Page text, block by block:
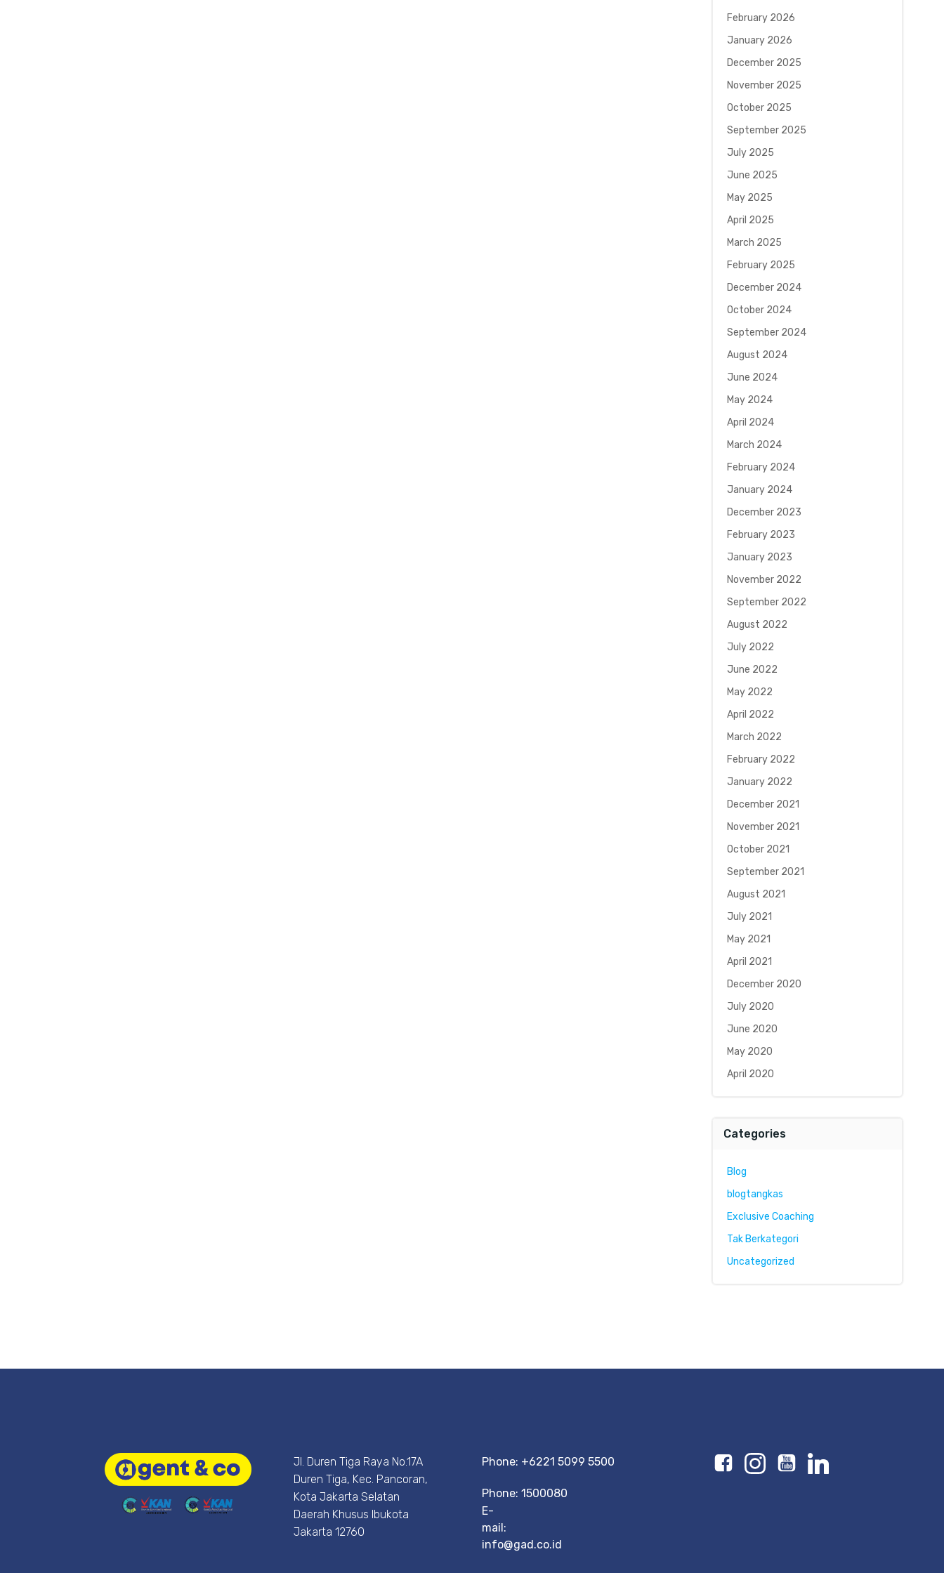
February 2026
January 2026
December 2025
November 2025
October 2025
September 2025
July 2025
June 2025
May 2025
April 2025
March 2025
February 2025
December 2024
October 2024
September 2024
August 2024
June 2024
May 2024
April 2024
March 2024
February 2024
January 2024
December 2023
February 2023
January 2023
November 2022
September 2022
August 2022
July 2022
June 2022
May 2022
April 2022
March 2022
February 2022
January 2022
December 2021
November 2021
October 2021
September 2021
August 2021
July 2021
May 2021
April 2021
December 2020
July 2020
June 2020
May 2020
April 2020
Categories
Blog
blogtangkas
Exclusive Coaching
Tak Berkategori
Uncategorized
Jl. Duren Tiga Raya No.17A
Duren Tiga, Kec. Pancoran,
Kota Jakarta Selatan
Daerah Khusus Ibukota
Jakarta 12760
Phone: +6221 5099 5500
Phone: 1500080
E-
mail:
info@gad.co.id